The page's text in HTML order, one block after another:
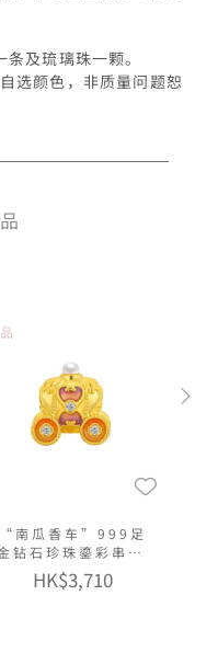
及琉璃珠一颗。
选颜色，非质量问题恕
“南瓜香车”999足
钻石珍珠鎏彩串饰
连手绳
HK$3,710